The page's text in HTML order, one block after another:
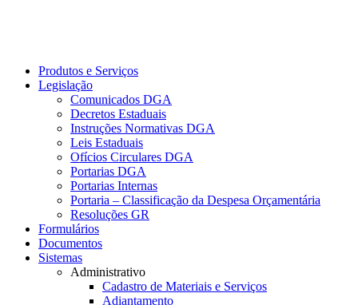
Produtos e Serviços
Legislação
Comunicados DGA
Decretos Estaduais
Instruções Normativas DGA
Leis Estaduais
Ofícios Circulares DGA
Portarias DGA
Portarias Internas
Portaria – Classificação da Despesa Orçamentária
Resoluções GR
Formulários
Documentos
Sistemas
Administrativo
Cadastro de Materiais e Serviços
Adiantamento